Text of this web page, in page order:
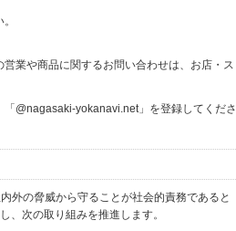
業や商品に関するお問い合わせは、お店・ス
@nagasaki-yokanavi.net」を登録してくださ
外の脅威から守ることが社会的責務であると
、次の取り組みを推進します。